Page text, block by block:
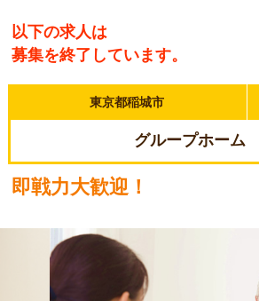
以下の求人は
募集を終了しています。
東京都稲城市
グループホーム
即戦力大歓迎！